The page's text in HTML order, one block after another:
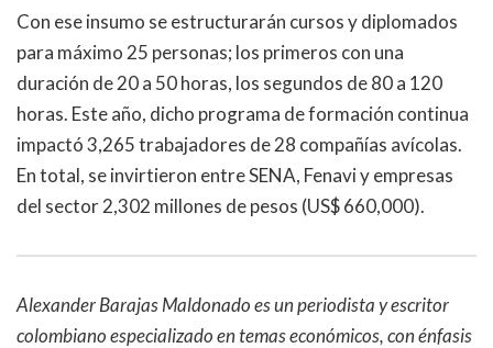
Con ese insumo se estructurarán cursos y diplomados
para máximo 25 personas; los primeros con una
duración de 20 a 50 horas, los segundos de 80 a 120
horas. Este año, dicho programa de formación continua
impactó 3,265 trabajadores de 28 compañías avícolas.
En total, se invirtieron entre SENA, Fenavi y empresas
del sector 2,302 millones de pesos (US$ 660,000).
Alexander Barajas Maldonado es un periodista y escritor
colombiano especializado en temas económicos, con énfasis